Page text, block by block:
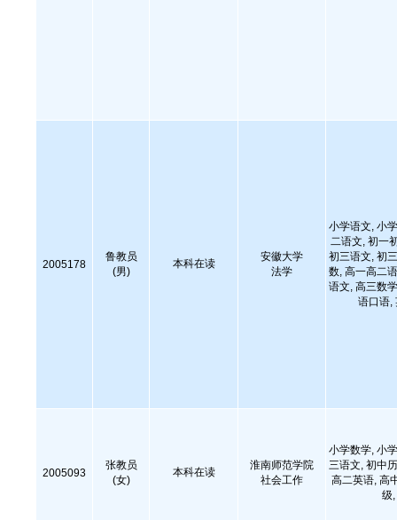
2005178
鲁教员
(男)
本科在读
安徽大学
法学
小学语文, 小
二语文, 初一
初三语文, 初
数, 高一高二
语文, 高三数
语口语,
2005093
张教员
(女)
本科在读
淮南师范学院
社会工作
小学数学, 小
三语文, 初中
高二英语, 高
级